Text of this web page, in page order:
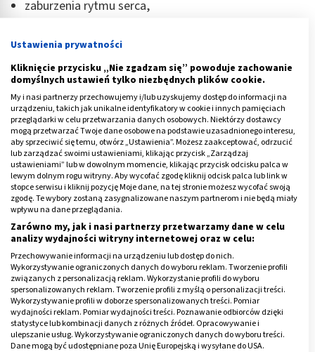
zaburzenia rytmu serca,
samochodu.
Reklama
Preparaty teofiliny
Ustawienia prywatności
Kliknięcie przycisku „Nie zgadzam się” powoduje zachowanie
domyślnych ustawień tylko niezbędnych plików cookie.
My i nasi partnerzy przechowujemy i/lub uzyskujemy dostęp do informacji na
urządzeniu, takich jak unikalne identyfikatory w cookie i innych pamięciach
przeglądarki w celu przetwarzania danych osobowych. Niektórzy dostawcy
mogą przetwarzać Twoje dane osobowe na podstawie uzasadnionego interesu,
aby sprzeciwić się temu, otwórz „Ustawienia”. Możesz zaakceptować, odrzucić
lub zarządzać swoimi ustawieniami, klikając przycisk „Zarządzaj
ustawieniami” lub w dowolnym momencie, klikając przycisk odcisku palca w
lewym dolnym rogu witryny. Aby wycofać zgodę kliknij odcisk palca lub link w
stopce serwisu i kliknij pozycję Moje dane, na tej stronie możesz wycofać swoją
zgodę. Te wybory zostaną zasygnalizowane naszym partnerom i nie będą miały
wpływu na dane przeglądania.
Zarówno my, jak i nasi partnerzy przetwarzamy dane w celu
analizy wydajności witryny internetowej oraz w celu:
Przechowywanie informacji na urządzeniu lub dostęp do nich.
Wykorzystywanie ograniczonych danych do wyboru reklam. Tworzenie profili
związanych z personalizacją reklam. Wykorzystanie profili do wyboru
spersonalizowanych reklam. Tworzenie profili z myślą o personalizacji treści.
Wykorzystywanie profili w doborze spersonalizowanych treści. Pomiar
wydajności reklam. Pomiar wydajności treści. Poznawanie odbiorców dzięki
statystyce lub kombinacji danych z różnych źródeł. Opracowywanie i
ulepszanie usług. Wykorzystywanie ograniczonych danych do wyboru treści.
Dane mogą być udostępniane poza Unię Europejską i wysyłane do USA.